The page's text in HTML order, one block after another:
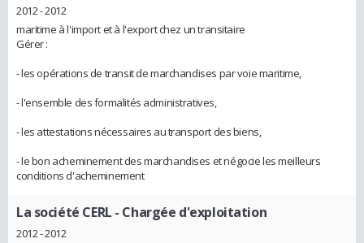
2012 - 2012
maritime à l'import et à l'export chez un transitaire
Gérer :
- les opérations de transit de marchandises par voie maritime,
- l'ensemble des formalités administratives,
- les attestations nécessaires au transport des biens,
- le bon acheminement des marchandises et négocie les meilleurs
conditions d'acheminement
La société CERL - Chargée d'exploitation
2012 - 2012